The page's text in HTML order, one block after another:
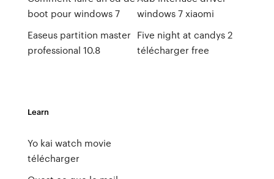
boot pour windows 7
Easeus partition master
professional 10.8
windows 7 xiaomi
Five night at candys 2
télécharger free
Learn
Yo kai watch movie
télécharger